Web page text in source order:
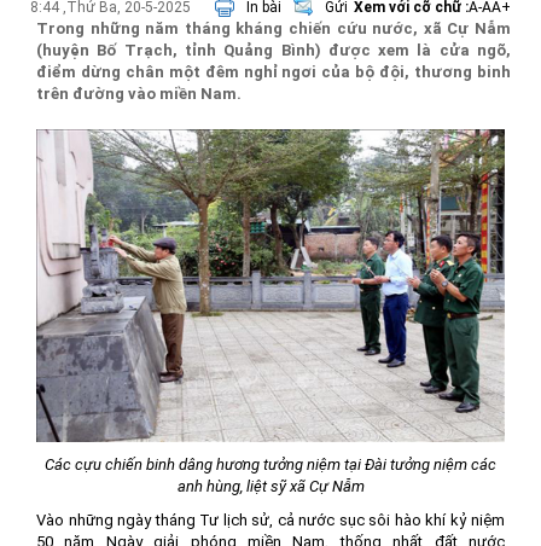
8:44 ,Thứ Ba, 20-5-2025 In bài Gửi Xem với cỡ chữ :A-AA+
Trong những năm tháng kháng chiến cứu nước, xã Cự Nẫm
(huyện Bố Trạch, tỉnh Quảng Bình) được xem là cửa ngõ,
điểm dừng chân một đêm nghỉ ngơi của bộ đội, thương binh
trên đường vào miền Nam.
Các cựu chiến binh dâng hương tưởng niệm tại Đài tưởng niệm các
anh hùng, liệt sỹ xã Cự Nẫm
Vào những ngày tháng Tư lịch sử, cả nước sục sôi hào khí kỷ niệm
50 năm Ngày giải phóng miền Nam, thống nhất đất nước